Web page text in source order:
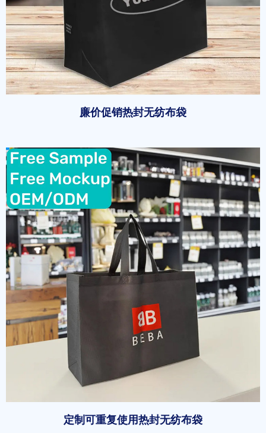
廉价促销热封无纺布袋
定制可重复使用热封无纺布袋